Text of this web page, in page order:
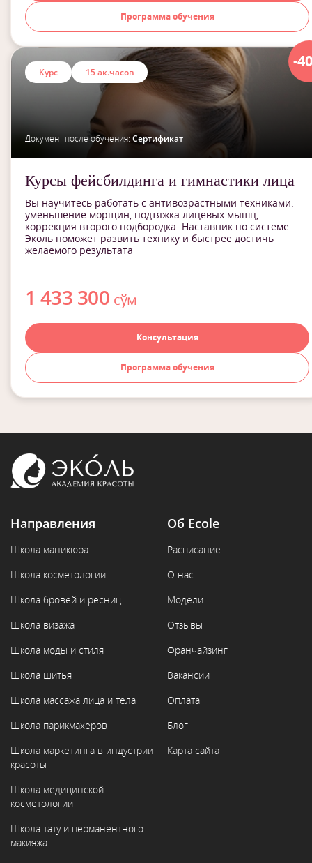
Программа обучения
-
Курс 15 ак.часов
Документ после обучения: Сертификат
Курсы фейсбилдинга и гимнастики лица
Вы научитесь работать с антивозрастными техниками:
уменьшение морщин, подтяжка лицевых мышц,
коррекция второго подбородка. Наставник по системе
Эколь поможет развить технику и быстрее достичь
желаемого результата
1 433 300 сўм
Консультация
Программа обучения
Направления
Школа маникюра
Школа косметологии
Школа бровей и ресниц
Школа визажа
Школа моды и стиля
Школа шитья
Школа массажа лица и тела
Школа парикмахеров
Школа маркетинга в индустрии
красоты
Школа медицинской
косметологии
Школа тату и перманентного
макияжа
Об Ecole
Расписание
О нас
Модели
Отзывы
Франчайзинг
Вакансии
Оплата
Блог
Карта сайта